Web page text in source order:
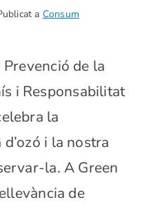
a Consum
de la
i Responsabilitat
la
i la nostra
la. A Green
de